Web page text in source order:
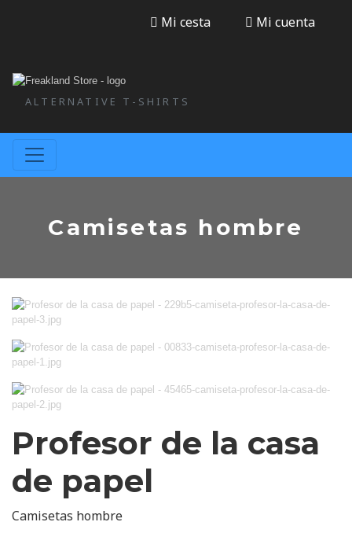
ALTERNATIVE T-SHIRTS
Mi cesta Mi cuenta
Camisetas hombre
Profesor de la casa
de papel
Camisetas hombre